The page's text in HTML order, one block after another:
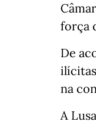
força
De
na
A